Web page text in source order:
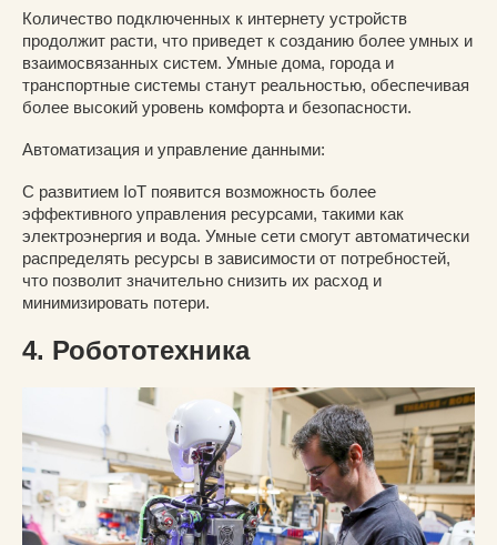
Количество подключенных к интернету устройств
продолжит расти, что приведет к созданию более умных и
взаимосвязанных систем. Умные дома, города и
транспортные системы станут реальностью, обеспечивая
более высокий уровень комфорта и безопасности.
Автоматизация и управление данными:
С развитием IoT появится возможность более
эффективного управления ресурсами, такими как
электроэнергия и вода. Умные сети смогут автоматически
распределять ресурсы в зависимости от потребностей,
что позволит значительно снизить их расход и
минимизировать потери.
4. Робототехника